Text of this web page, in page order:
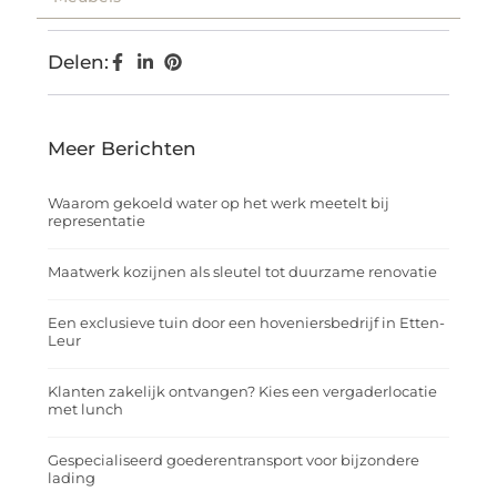
Delen:
Meer Berichten
Waarom gekoeld water op het werk meetelt bij
representatie
Maatwerk kozijnen als sleutel tot duurzame renovatie
Een exclusieve tuin door een hoveniersbedrijf in Etten-
Leur
Klanten zakelijk ontvangen? Kies een vergaderlocatie
met lunch
Gespecialiseerd goederentransport voor bijzondere
lading